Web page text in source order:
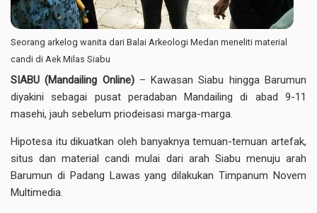
Seorang arkelog wanita dari Balai Arkeologi Medan meneliti material
candi di Aek Milas Siabu
SIABU(Mandailing Online) – Kawasan Siabu hingga Barumun
diyakini sebagai pusat peradaban Mandailing di abad 9-11
masehi, jauh sebelum priodeisasi marga-marga.
Hipotesa itu dikuatkan oleh banyaknya temuan-temuan artefak,
situs dan material candi mulai dari arah Siabu menuju arah
Barumun di Padang Lawas yang dilakukan Timpanum Novem
Multimedia.